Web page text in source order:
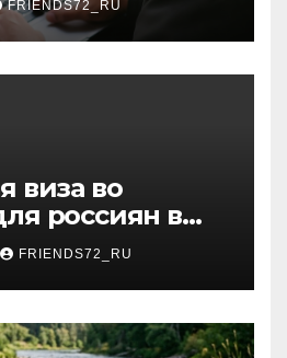
FRIENDS72_RU
виза во
россиян в
от 3 дней
FRIENDS72_RU